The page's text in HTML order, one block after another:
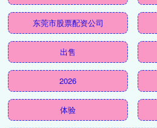
东莞市股票配资公司
出售
2026
体验